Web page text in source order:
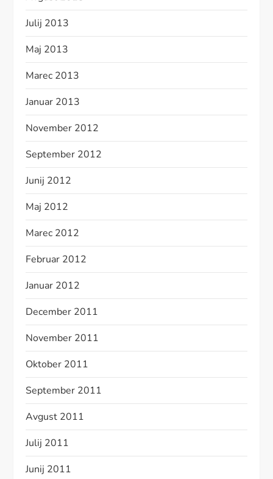
Julij 2013
Maj 2013
Marec 2013
Januar 2013
November 2012
September 2012
Junij 2012
Maj 2012
Marec 2012
Februar 2012
Januar 2012
December 2011
November 2011
Oktober 2011
September 2011
Avgust 2011
Julij 2011
Junij 2011